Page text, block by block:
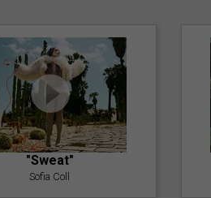
"Sweat"
Sofia Coll